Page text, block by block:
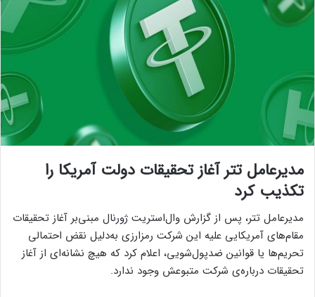
مدیرعامل تتر آغاز تحقیقات دولت آمریکا را
تکذیب کرد
مدیرعامل تتر، پس از گزارش وال‌استریت ژورنال مبنی‌بر آغاز تحقیقات
مقام‌های آمریکایی علیه این شرکت رمزارزی به‌دلیل نقض احتمالی
تحریم‌ها یا قوانین ضد‌پول‌شویی، اعلام کرد که هیچ نشانه‌ای از آغاز
تحقیقات درباره‌ی شرکت متبوعش وجود ندارد.